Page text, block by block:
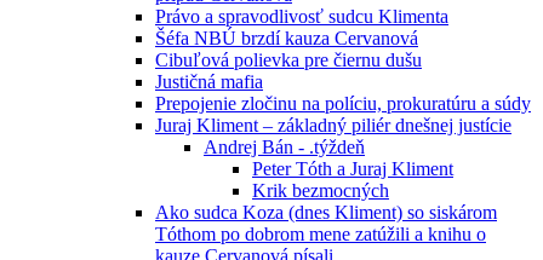
Právo a spravodlivosť sudcu Klimenta
Šéfa NBÚ brzdí kauza Cervanová
Cibuľová polievka pre čiernu dušu
Justičná mafia
Prepojenie zločinu na políciu, prokuratúru a súdy
Juraj Kliment – základný piliér dnešnej justície
Andrej Bán - .týždeň
Peter Tóth a Juraj Kliment
Krik bezmocných
Ako sudca Koza (dnes Kliment) so siskárom
Tóthom po dobrom mene zatúžili a knihu o
kauze Cervanová písali